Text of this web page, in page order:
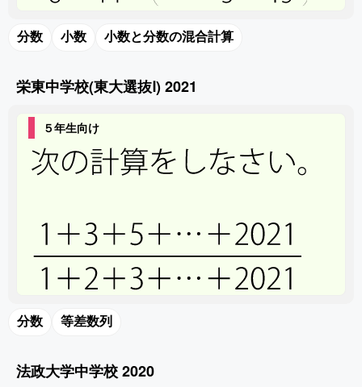
分数 小数 小数と分数の混合計算
栄東中学校(東大選抜Ⅰ) 2021
５年生向け
分数 等差数列
法政大学中学校 2020